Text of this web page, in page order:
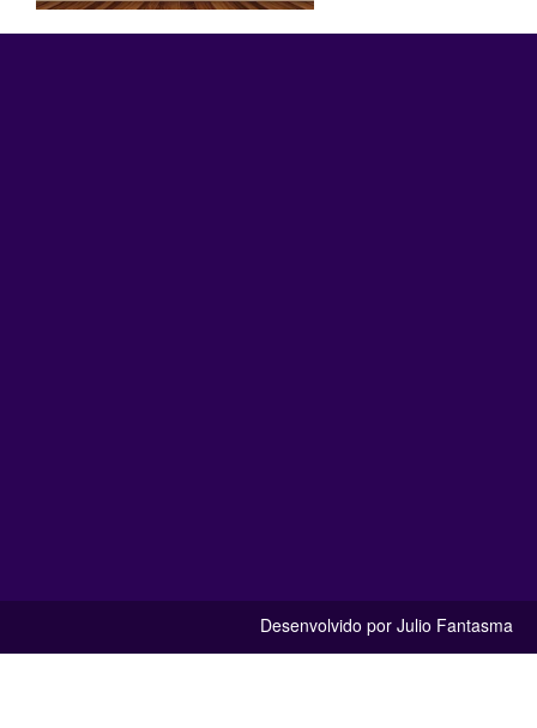
Desenvolvido por Julio Fantasma